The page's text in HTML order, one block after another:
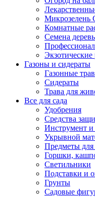
Комнатные
Семена
Экзотические
Газоны и сидераты
Газонные
Сидераты
Трава для
Все для сада
Удобрения
Средства
Инструмент и
Укрывной
Предметы для
Горшки,
Светильники
Подставки и
Грунты
Садовые